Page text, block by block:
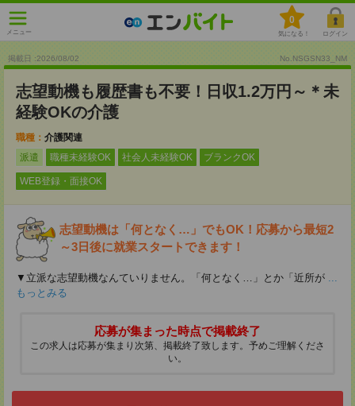
メニュー
0
気になる！ ログイン
掲載日 :2026/08/02 No.NSGSN33_NM
志望動機も履歴書も不要！日収1.2万円～＊未
経験OKの介護
職種： 介護関連
派遣
職種未経験OK 社会人未経験OK ブランクOK
WEB登録・面接OK
志望動機は「何となく…」でもOK！応募から最短2
～3日後に就業スタートできます！
▼立派な志望動機なんていりません。「何となく…」とか「近所が ...
もっとみる
応募が集まった時点で掲載終了
この求人は応募が集まり次第、掲載終了致します。予めご理解くださ
い。